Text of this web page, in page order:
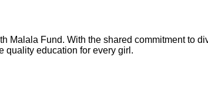
Malala Fund. With the shared commitment to
quality education for every girl.